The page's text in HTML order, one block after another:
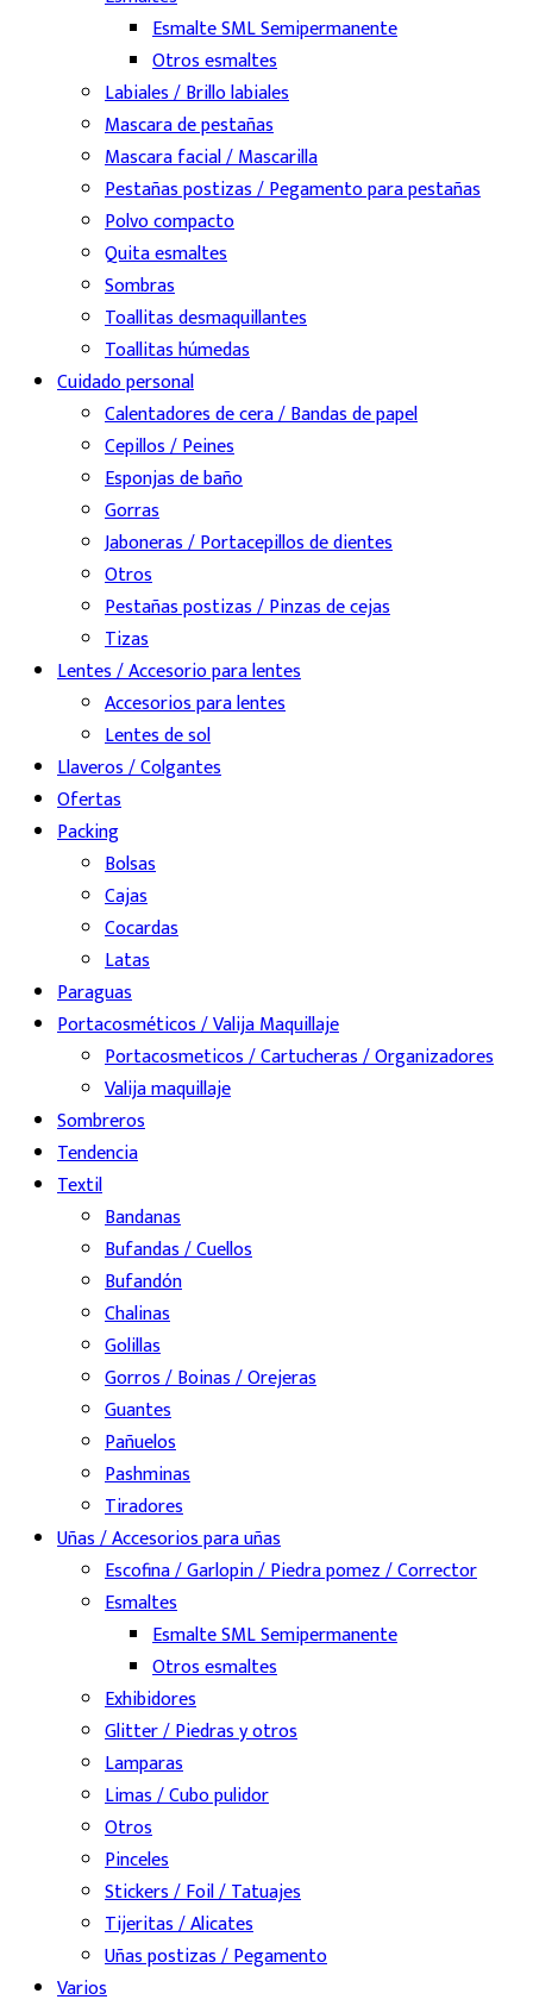
Esmalte SML Semipermanente
Otros esmaltes
Labiales / Brillo labiales
Mascara de pestañas
Mascara facial / Mascarilla
Pestañas postizas / Pegamento para pestañas
Polvo compacto
Quita esmaltes
Sombras
Toallitas desmaquillantes
Toallitas húmedas
Cuidado personal
Calentadores de cera / Bandas de papel
Cepillos / Peines
Esponjas de baño
Gorras
Jaboneras / Portacepillos de dientes
Otros
Pestañas postizas / Pinzas de cejas
Tizas
Lentes / Accesorio para lentes
Accesorios para lentes
Lentes de sol
Llaveros / Colgantes
Ofertas
Packing
Bolsas
Cajas
Cocardas
Latas
Paraguas
Portacosméticos / Valija Maquillaje
Portacosmeticos / Cartucheras / Organizadores
Valija maquillaje
Sombreros
Tendencia
Textil
Bandanas
Bufandas / Cuellos
Bufandón
Chalinas
Golillas
Gorros / Boinas / Orejeras
Guantes
Pañuelos
Pashminas
Tiradores
Uñas / Accesorios para uñas
Escofina / Garlopin / Piedra pomez / Corrector
Esmaltes
Esmalte SML Semipermanente
Otros esmaltes
Exhibidores
Glitter / Piedras y otros
Lamparas
Limas / Cubo pulidor
Otros
Pinceles
Stickers / Foil / Tatuajes
Tijeritas / Alicates
Uñas postizas / Pegamento
Varios